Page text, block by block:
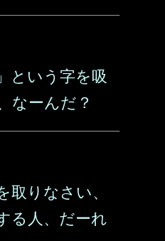
という字を吸
なーんだ？
取りなさい、
る人、だーれ